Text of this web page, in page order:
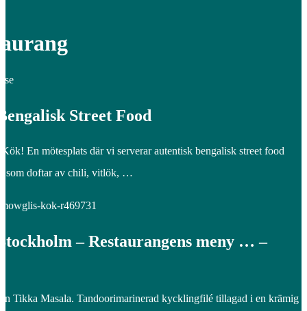
Street Food
En mötesplats där vi serverar autentisk bengalisk street food
som doftar av chili, vitlök, …
kok-r469731
– Restaurangens meny … –
Tikka Masala. Tandoorimarinerad kycklingfilé tillagad i en krämig